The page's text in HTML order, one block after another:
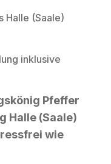
Halle (Saale)
inklusive
Pfeffer
Halle (Saale)
wie